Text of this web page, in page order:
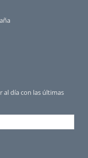
al día con las últimas